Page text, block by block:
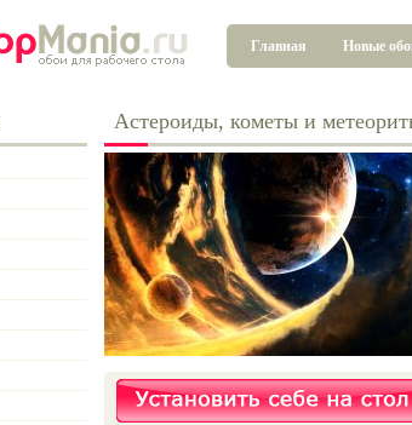
Главная Новые
Астероиды, кометы и